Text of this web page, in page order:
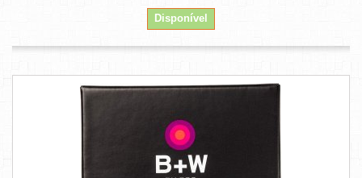
Disponível